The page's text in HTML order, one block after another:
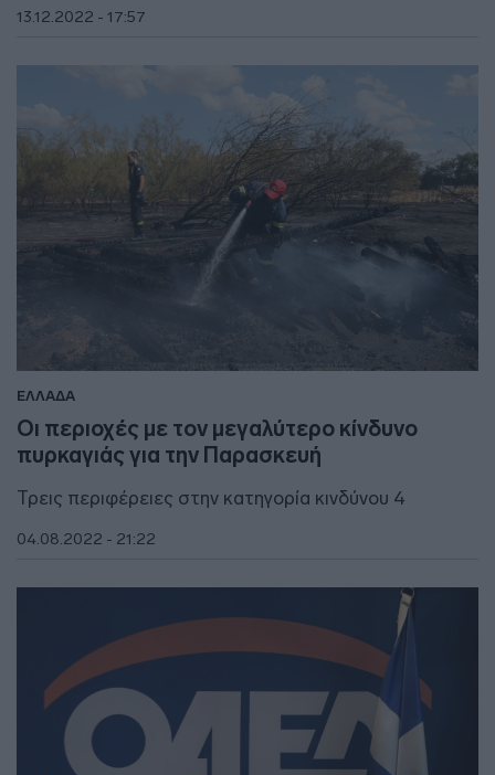
13.12.2022 - 17:57
ΕΛΛΑΔΑ
Οι περιοχές με τον μεγαλύτερο κίνδυνο
πυρκαγιάς για την Παρασκευή
Τρεις περιφέρειες στην κατηγορία κινδύνου 4
04.08.2022 - 21:22